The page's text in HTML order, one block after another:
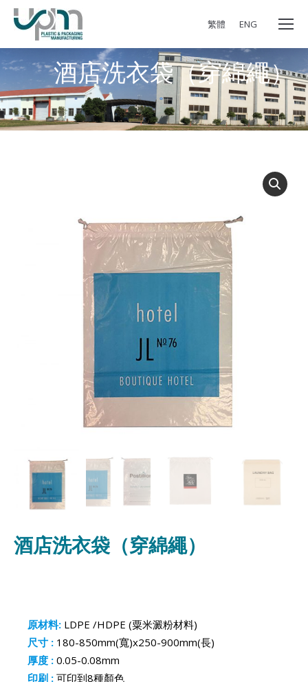
繁體 ENG
酒店洗衣袋（穿綿繩）
酒店洗衣袋（穿綿繩）
原材料: LDPE /HDPE (粟米澱粉材料)
尺寸 : 180-850mm(寬)x250-900mm(長)
厚度 : 0.05-0.08mm
印刷 : 可印到8種顏色